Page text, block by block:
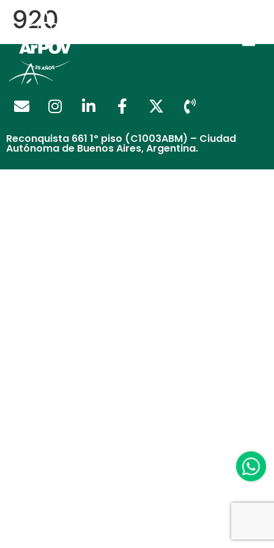
920
Reconquista 661 1° piso (C1003ABM) – Ciudad
Autónoma de Buenos Aires, Argentina.